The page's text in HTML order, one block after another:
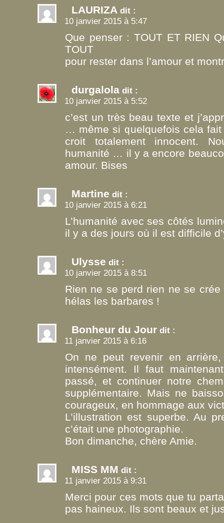
LAURIZA dit :
10 janvier 2015 à 5:47
Que penser : TOUT ET RIEN
TOUT
pour rester dans l’amour et
durgalola dit :
10 janvier 2015 à 5:52
c’est un très beau texte et
… même si quelquefois cela
croit totalement innocent.
humanité … il y a encore
amour. Bises
Martine dit :
10 janvier 2015 à 6:21
L’humanité avec ses côtés
il y a des jours où il est difficile
Ulysse dit :
10 janvier 2015 à 8:51
Rien ne se perd rien ne se
hélas les barbares !
Bonheur du Jour dit :
11 janvier 2015 à 6:16
On ne peut revenir en
intensément. Il faut
passé, et continuer notre
supplémentaire. Mais ne
courageux, en hommage aux
L’illustration est superbe. Au
c’était une photographie.
Bon dimanche, chère Amie.
MISS MM dit :
11 janvier 2015 à 9:31
Merci pour ces mots que tu
pas haineux. Ils sont beaux et